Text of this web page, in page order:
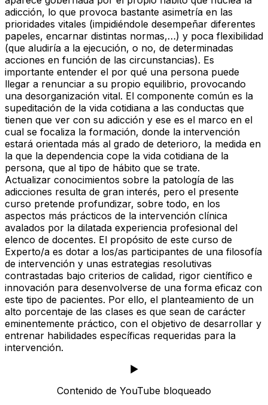
adicción, lo que provoca bastante asimetría en las
prioridades vitales (impidiéndole desempeñar diferentes
papeles, encarnar distintas normas,…) y poca flexibilidad
(que aludiría a la ejecución, o no, de determinadas
acciones en función de las circunstancias). Es
importante entender el por qué una persona puede
llegar a renunciar a su propio equilibrio, provocando
una desorganización vital. El componente común es la
supeditación de la vida cotidiana a las conductas que
tienen que ver con su adicción y ese es el marco en el
cual se focaliza la formación, donde la intervención
estará orientada más al grado de deterioro, la medida en
la que la dependencia cope la vida cotidiana de la
persona, que al tipo de hábito que se trate.
Actualizar conocimientos sobre la patología de las
adicciones resulta de gran interés, pero el presente
curso pretende profundizar, sobre todo, en los
aspectos más prácticos de la intervención clínica
avalados por la dilatada experiencia profesional del
elenco de docentes. El propósito de este curso de
Experto/a es dotar a los/as participantes de una filosofía
de intervención y unas estrategias resolutivas
contrastadas bajo criterios de calidad, rigor científico e
innovación para desenvolverse de una forma eficaz con
este tipo de pacientes. Por ello, el planteamiento de un
alto porcentaje de las clases es que sean de carácter
eminentemente práctico, con el objetivo de desarrollar y
entrenar habilidades específicas requeridas para la
intervención.
▶️
Contenido de YouTube bloqueado